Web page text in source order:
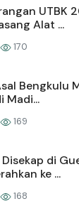
UTBK
Alat ...
170
Bengkulu
Madi...
169
di
ke ...
168